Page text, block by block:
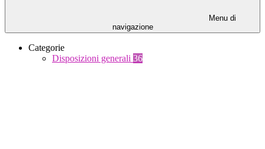
Menu di
navigazione
Categorie
Disposizioni generali 36